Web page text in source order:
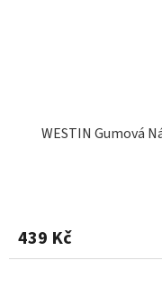
WESTIN Gumová
439 Kč